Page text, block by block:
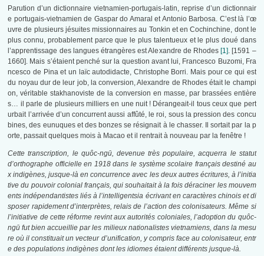
Parution d’un dictionnaire vietnamien-portugais-latin, reprise d’un dictionnair
e portugais-vietnamien de Gaspar do Amaral et Antonio Barbosa. C’est là l’œ
uvre de plusieurs jésuites missionnaires au Tonkin et en Cochinchine, dont le
plus connu, probablement parce que le plus talentueux et le plus doué dans
l’apprentissage des langues étrangères est Alexandre de Rhodes [1]. [1591 –
1660]. Mais s’étaient penché sur la question avant lui, Francesco Buzomi, Fra
ncesco de Pina et un laïc autodidacte, Christophe Borri. Mais pour ce qui est
du noyau dur de leur job, la conversion, Alexandre de Rhodes était le champi
on, véritable stakhanoviste de la conversion en masse, par brassées entière
s… il parle de plusieurs milliers en une nuit ! Dérangeait-il tous ceux que pert
urbait l’arrivée d’un concurrent aussi affûté, le roi, sous la pression des concu
bines, des eunuques et des bonzes se résignait à le chasser. Il sortait par la p
orte, passait quelques mois à Macao et il rentrait à nouveau par la fenêtre !
Cette transcription, le quôc-ngū, devenue très populaire, acquerra le statut
d’orthographe officielle en 1918 dans le système scolaire français destiné au
x indigènes, jusque-là en concurrence avec les deux autres écritures, à l’initia
tive du pouvoir colonial français, qui souhaitait à la fois déraciner les mouvem
ents indépendantistes liés à l’intelligentsia écrivant en caractères chinois et di
sposer rapidement d’interprètes, relais de l’action des colonisateurs. Même si
l’initiative de cette réforme revint aux autorités coloniales, l’adoption du quôc-
ngū fut bien accueillie par les milieux nationalistes vietnamiens, dans la mesu
re où il constituait un vecteur d’unification, y compris face au colonisateur, entr
e des populations indigènes dont les idiomes étaient différents jusque-là.